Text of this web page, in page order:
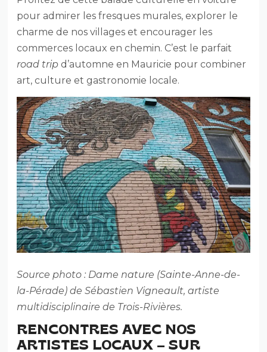
pour admirer les fresques murales, explorer le
charme de nos villages et encourager les
commerces locaux en chemin. C’est le parfait
road trip d’automne en Mauricie pour combiner
art, culture et gastronomie locale.
Source photo : Dame nature (Sainte-Anne-de-
la-Pérade) de Sébastien Vigneault, artiste
multidisciplinaire de Trois-Rivières.
RENCONTRES AVEC NOS
ARTISTES LOCAUX – SUR